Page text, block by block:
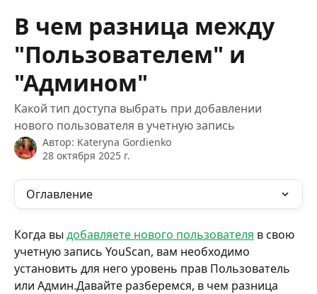
В чем разница между
"Пользователем" и
"Админом"
Какой тип доступа выбрать при добавлении
нового пользователя в учетную запись
Автор: Kateryna Gordienko
28 октября 2025 г.
Оглавление
Когда вы добавляете нового пользователя в свою
учетную запись YouScan, вам необходимо
установить для него уровень прав Пользователь
или Админ.Давайте разберемся, в чем разница